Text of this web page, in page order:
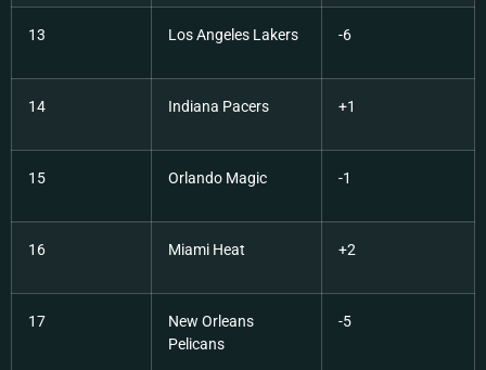
13 Los Angeles Lakers -6
14 Indiana Pacers +1
15 Orlando Magic -1
16 Miami Heat +2
17
New Orleans
Pelicans
-5